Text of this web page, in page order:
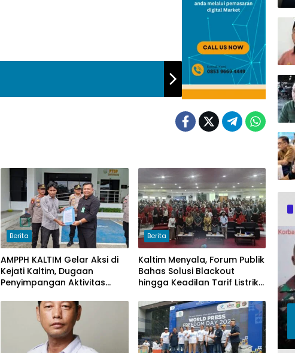
Berita
AMPPH KALTIM Gelar Aksi di
Kejati Kaltim, Dugaan
Penyimpangan Aktivitas
Sawit di Logpond Tubaan
Berita
Kaltim Menyala, Forum Publik
Bahas Solusi Blackout
hingga Keadilan Tarif Listrik